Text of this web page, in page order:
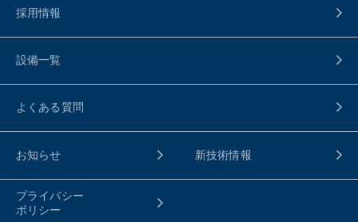
採用情報
設備一覧
よくある質問
お知らせ 新技術情報
プライバシー
ポリシー